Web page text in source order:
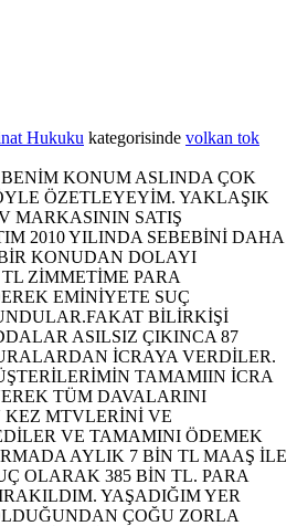
Hukuku kategorisinde volkan tok
KONUM ASLINDA ÇOK
ÖZETLEYEYİM. YAKLAŞIK
MARKASININ SATIŞ
2010 YILINDA SEBEBİNİ DAHA
KONUDAN DOLAYI
ZİMMETİME PARA
EMİNİYETE SUÇ
BİLİRKİŞİ
ASILSIZ ÇIKINCA 87
İCRAYA VERDİLER.
TAMAMIIN İCRA
TÜM DAVALARINI
MTVLERİNİ VE
VE TAMAMINI ÖDEMEK
AYLIK 7 BİN TL MAAŞ İLE
OLARAK 385 BİN TL. PARA
YAŞADIĞIM YER
ÇOĞU ZORLA